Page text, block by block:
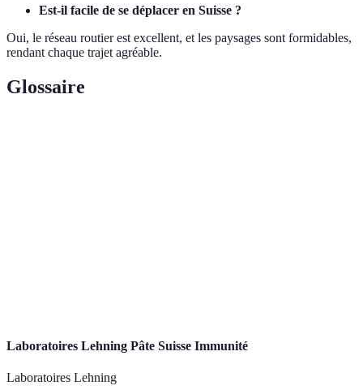
Est-il facile de se déplacer en Suisse ?
Oui, le réseau routier est excellent, et les paysages sont formidables,
rendant chaque trajet agréable.
Glossaire
Laboratoires Lehning Pâte Suisse Immunité
Laboratoires Lehning